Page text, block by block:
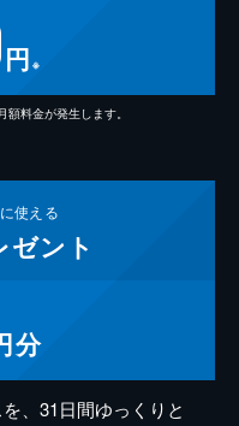
円 ※
料金が発生します。
使える
ゼント
分
、31日間ゆっくりと